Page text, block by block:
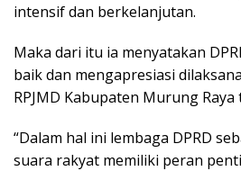
intensif dan berkelanjutan.
Maka dari itu ia menyatakan
baik dan mengapresiasi
RPJMD Kabupaten Murung
“Dalam hal ini lembaga DPRD
suara rakyat memiliki peran